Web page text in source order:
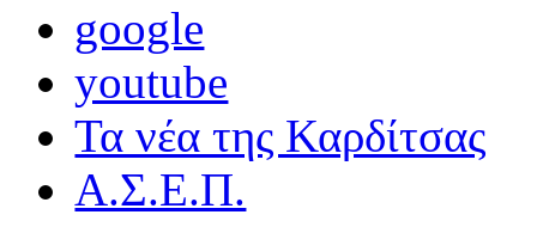
google
youtube
Τα νέα της Καρδίτσας
Α.Σ.Ε.Π.